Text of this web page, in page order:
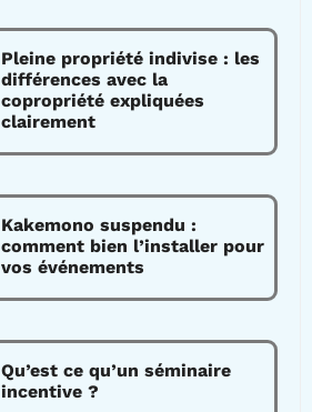
Pleine propriété indivise : les
différences avec la
copropriété expliquées
clairement
Kakemono suspendu :
comment bien l’installer pour
vos événements
Qu’est ce qu’un séminaire
incentive ?